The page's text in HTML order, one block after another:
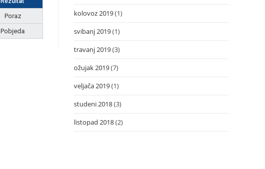
Poraz
Pobjeda
kolovoz 2019(1)
svibanj 2019(1)
travanj 2019(3)
ožujak 2019(7)
veljača 2019(1)
studeni 2018(3)
listopad 2018(2)